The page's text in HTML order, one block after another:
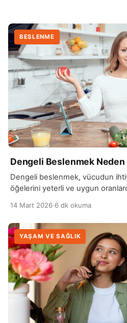
BESLENME
Dengeli Beslenmek
Dengeli beslenmek, vücudun
öğelerini yeterli ve uygun
şekilde tüketilmesi, enerji
vücut fonksiyonlarının sağlıklı
olur. Dengeli beslenme,
hastalıklara karşı direnci artırır.
alımı, vücudun enfeksiyonlara
mekanizmasını […]
14 Mart 2026·6 dk okuma
YAŞAM VE SAĞLIK